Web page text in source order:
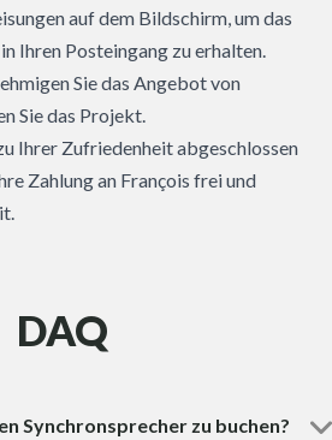
auf dem Bildschirm, um das
Ihren Posteingang zu erhalten.
Sie das Angebot von
Sie das Projekt.
Ihrer Zufriedenheit abgeschlossen
Zahlung an François frei und
DAQ
Synchronsprecher zu buchen?